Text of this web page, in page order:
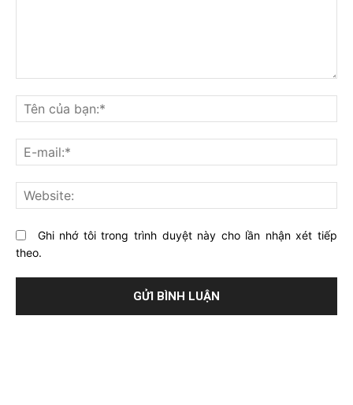
nghĩ
gì
về
bài
viết
này?
Ghi nhớ tôi trong trình duyệt này cho lần nhận xét tiếp
theo.